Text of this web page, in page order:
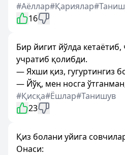
#Аёллар#Қариялар
16
Бир йигит йўлда
учратиб қолибди.
— Яхши қиз, гугуртингиз
— Йўқ, мен носга
#Қисқа#Ёшлар#Танишув
23
Қиз болани уйига
Онаси: